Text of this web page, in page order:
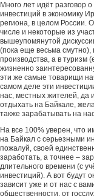
Много лет идёт разговор
инвестиций в экономику
региона, в целом России.
числе и некоторые из
вышеупомянутой
(пока еще весьма смутно),
производства, а в туризм
жизненно
эти же самые товарищи
самом деле эти
нас, местных жителей, да
отдыхать на Байкале,
также зарабатывать на
На все 100% уверен, что
на Байкал с серьезными
пожалуй, своей
заработать, а точнее –
длительного времени (с
инвестиций). А вот будут
зависит уже и от нас с
общественности, от